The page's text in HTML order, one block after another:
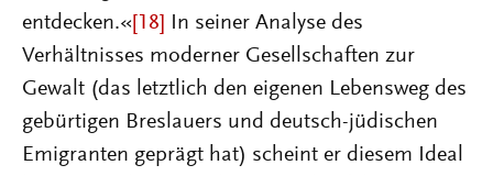
entdecken.« [18]
In seiner Analyse des
Verhältnisses moderner Gesellschaften zur
Gewalt (das letztlich den eigenen Lebensweg des
gebürtigen Breslauers und deutsch-jüdischen
Emigranten geprägt hat) scheint er diesem Ideal